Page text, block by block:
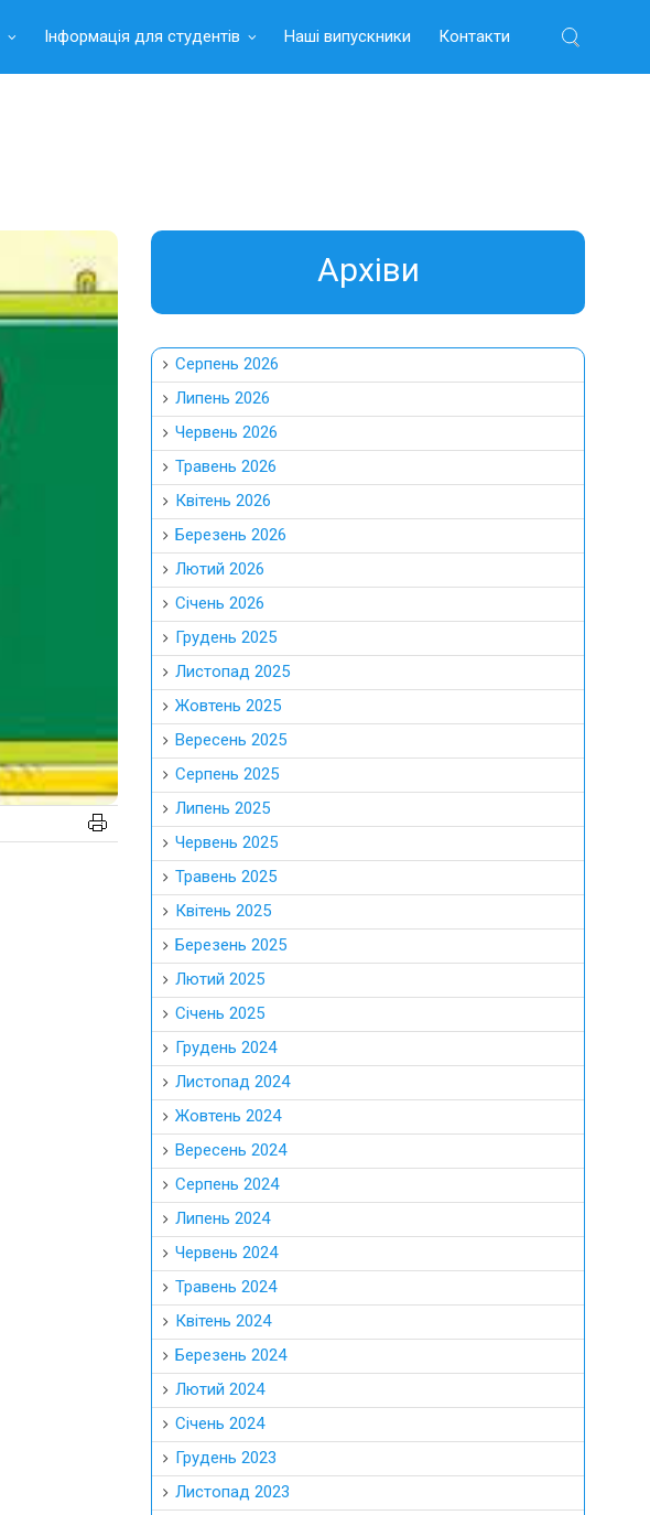
Інформація для студентів Наші випускники Контакти
Aрхіви
Серпень 2026
Липень 2026
Червень 2026
Травень 2026
Квітень 2026
Березень 2026
Лютий 2026
Січень 2026
Грудень 2025
Листопад 2025
Жовтень 2025
Вересень 2025
Серпень 2025
Липень 2025
Червень 2025
Травень 2025
Квітень 2025
Березень 2025
Лютий 2025
Січень 2025
Грудень 2024
Листопад 2024
Жовтень 2024
Вересень 2024
Серпень 2024
Липень 2024
Червень 2024
Травень 2024
Квітень 2024
Березень 2024
Лютий 2024
Січень 2024
Грудень 2023
Листопад 2023